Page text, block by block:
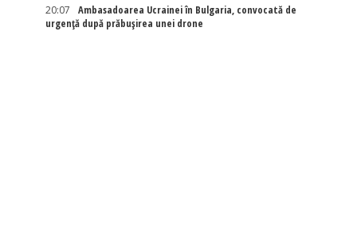
20:07
Ambasadoarea Ucrainei în Bulgaria, convocată de
urgență după prăbușirea unei drone